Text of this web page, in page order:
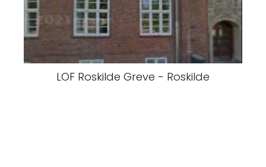
LOF Roskilde Greve - Roskilde